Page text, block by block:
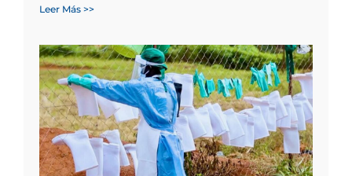
Leer Más >>